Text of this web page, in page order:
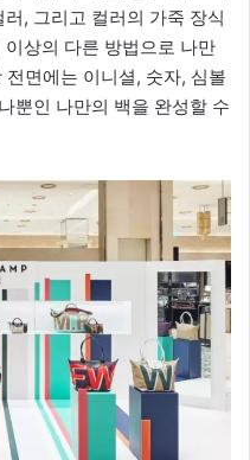
, 그리고 컬러의 가죽 장식
상의 다른 방법으로 나만
면에는 이니셜, 숫자, 심볼
뿐인 나만의 백을 완성할 수